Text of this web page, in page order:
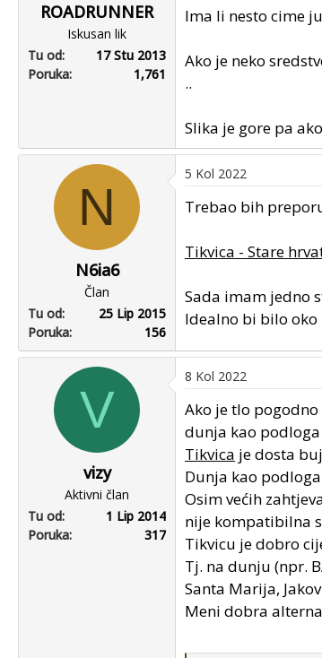
o
g
p
o
ROADRUNNER
Iskusan lik
Tu od
17 Stu 2013
Poruka
1,761
Ima li nesto cime
Ako je neko
..
Slika je gore pa
N
N6ia6
Član
Tu od
25 Lip 2015
Poruka
156
5 Kol 2022
Trebao bih
Tikvica - Stare
Sada imam jedno
Idealno bi bilo oko
V
vizy
Aktivni član
Tu od
1 Lip 2014
Poruka
317
8 Kol 2022
Ako je tlo
dunja kao
Tikvica je dosta
Dunja kao
Osim većih
nije kompatibilna
Tikvicu je dobro
Tj. na dunju (npr.
Santa Marija,
Meni dobra